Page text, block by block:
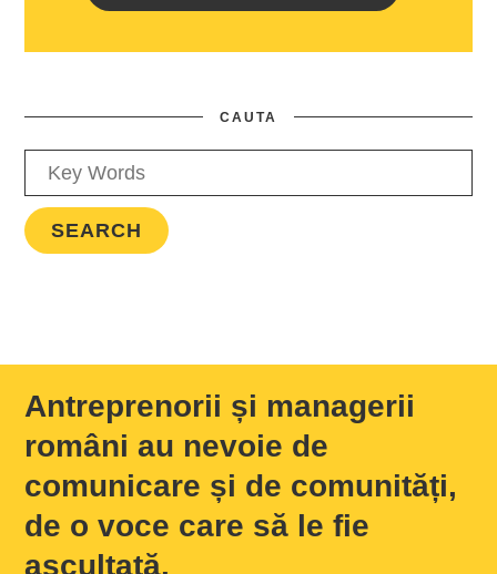
CAUTA
Antreprenorii și managerii
români au nevoie de
comunicare și de comunități,
de o voce care să le fie
ascultată.